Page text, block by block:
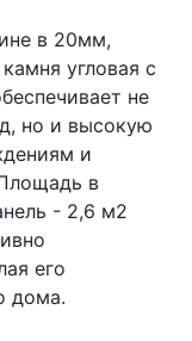
в 20мм,
угловая с
не
но и высокую
и
в
- 2,6 м2
его
дома.